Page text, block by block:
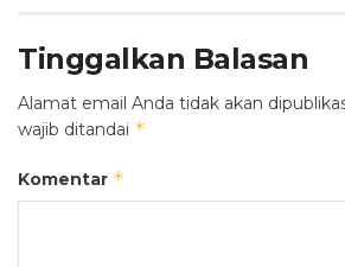
Tinggalkan Balasan
Alamat email Anda tidak akan
wajib ditandai *
Komentar *